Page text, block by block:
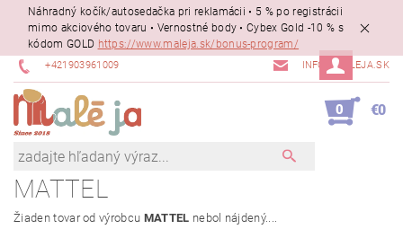
Náhradný kočík/autosedačka pri reklamácii • 5 % po registrácii
mimo akciového tovaru • Vernostné body • Cybex Gold -10 % s
kódom GOLD https://www.maleja.sk/bonus-program/
+421903961009 INFO@MALEJA.SK
0 €0
MATTEL
Žiaden tovar od výrobcu MATTEL nebol nájdený....